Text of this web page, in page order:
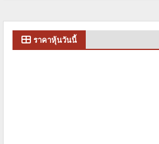
ราคาหุ้นวันนี้